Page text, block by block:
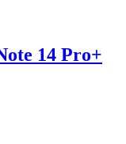
14 Pro+